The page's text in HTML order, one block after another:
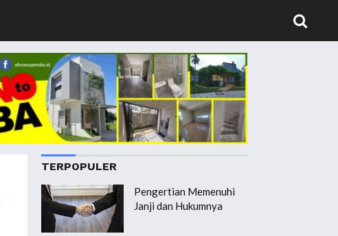
TERPOPULER
Pengertian Memenuhi
Janji dan Hukumnya